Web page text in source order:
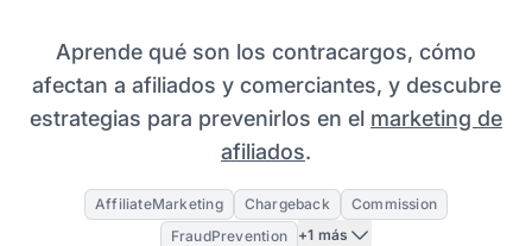
Aprende qué son los contracargos, cómo
afectan a afiliados y comerciantes, y descubre
estrategias para prevenirlos en el marketing de
afiliados.
AffiliateMarketing Chargeback
Commission
FraudPrevention
+1 más